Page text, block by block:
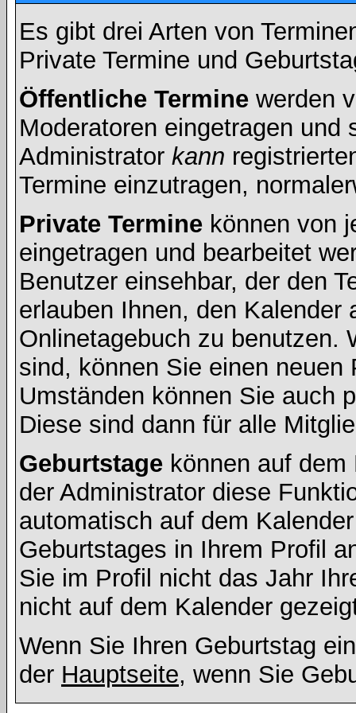
Es gibt drei Arten von
Private Termine und
Öffentliche Termine werden
Moderatoren eingetragen und
Administrator kann
Termine einzutragen,
Private Termine können von
eingetragen und bearbeitet
Benutzer einsehbar, der den
erlauben Ihnen, den
Onlinetagebuch zu benutzen.
sind, können Sie einen neuen
Umständen können Sie auch
Diese sind dann für alle
Geburtstage können auf
der Administrator diese
automatisch auf dem
Geburtstages in Ihrem Profil
Sie im Profil nicht das Jahr
nicht auf dem Kalender
Wenn Sie Ihren Geburtstag
der Hauptseite, wenn Sie